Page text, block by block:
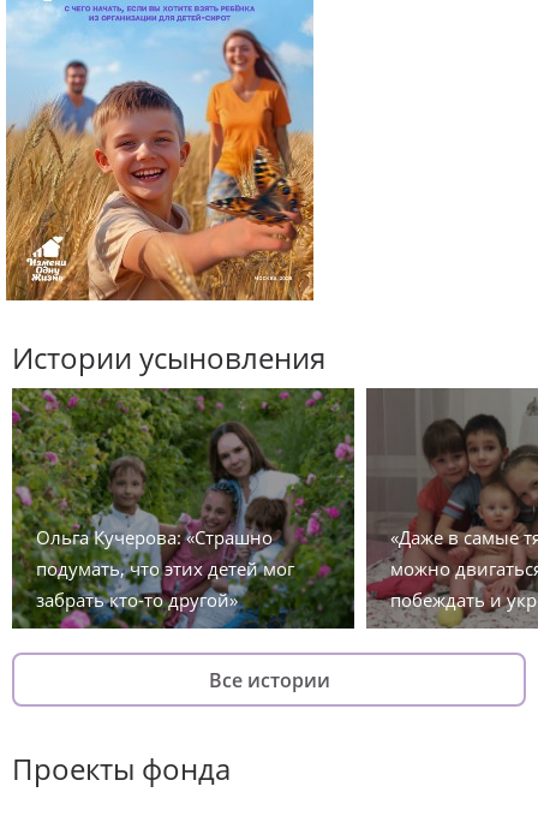
Истории усыновления
Ольга Кучерова: «Страшно
подумать, что этих детей мог
забрать кто-то другой»
«Даже в самые
можно
побеждать и
Все истории
Проекты фонда